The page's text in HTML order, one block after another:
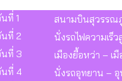
ที่ 1
สนามบินสุวรรณ
ที่ 2
นั่งรถไฟความเร็
นที่ 3
เมืองยื้อหว่า – เ
นที่ 4
นั่งรถอุทยาน – อุ